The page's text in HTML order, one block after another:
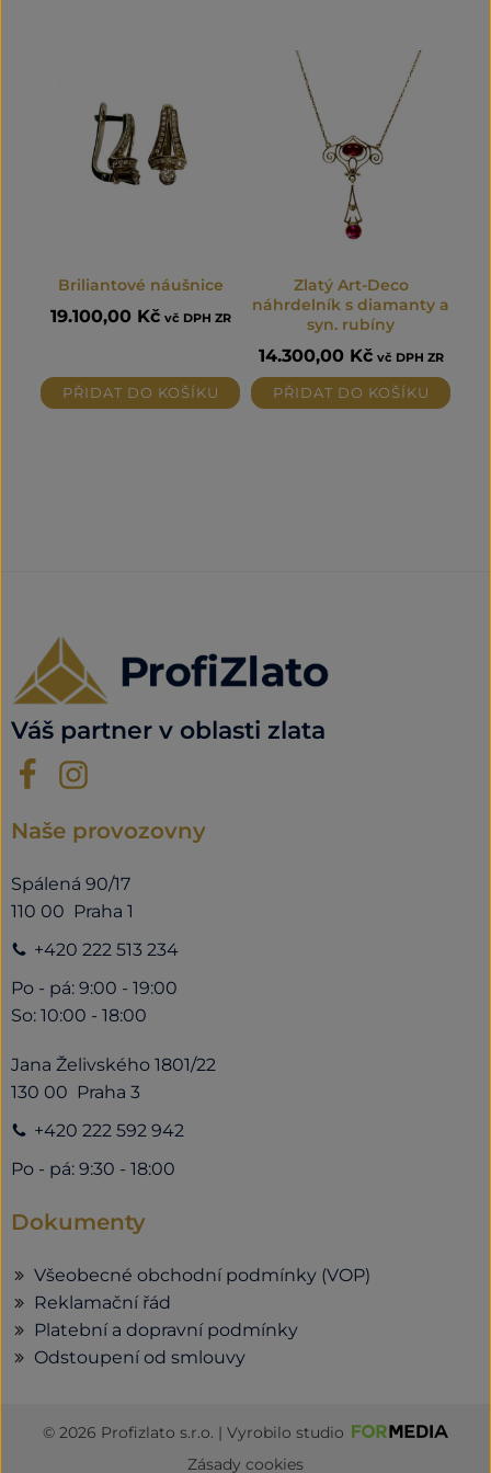
Briliantové náušnice
19.100,00 Kč vč DPH ZR
PŘIDAT DO KOŠÍKU
Zlatý Art-Deco
náhrdelník s diamanty a
syn. rubíny
14.300,00 Kč vč DPH ZR
PŘIDAT DO KOŠÍKU
Váš partner v oblasti zlata
Naše provozovny
Spálená 90/17
110 00 Praha 1
+420 222 513 234
Po - pá: 9:00 - 19:00
So: 10:00 - 18:00
Jana Želivského 1801/22
130 00 Praha 3
+420 222 592 942
Po - pá: 9:30 - 18:00
Dokumenty
Všeobecné obchodní podmínky (VOP)
Reklamační řád
Platební a dopravní podmínky
Odstoupení od smlouvy
© 2026 Profizlato s.r.o. | Vyrobilo studio
Zásady cookies